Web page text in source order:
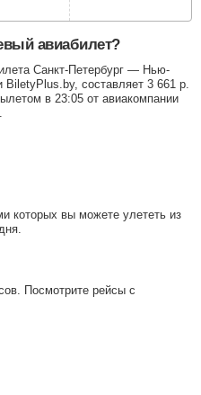
авиабилет?
Санкт-Петербург — Нью-
BiletyPlus.by, составляет 3 661 р
в 23:05 от авиакомпании
которых вы можете улететь из
Посмотрите рейсы с